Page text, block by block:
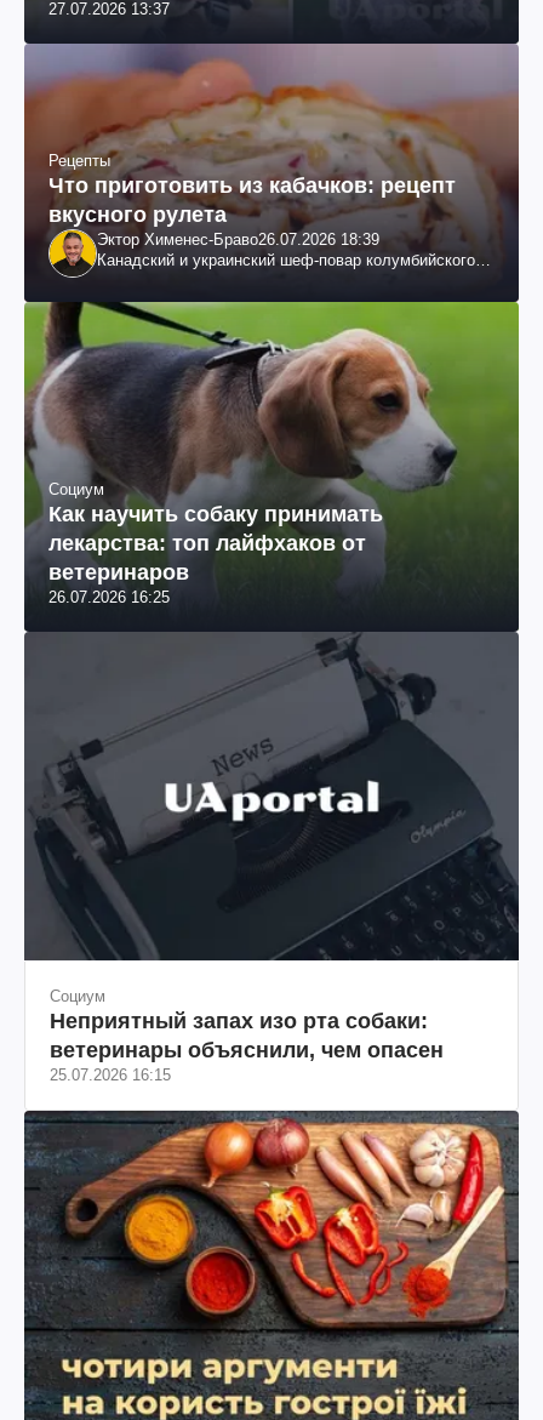
27.07.2026 13:37
Рецепты
Что приготовить из кабачков: рецепт
вкусного рулета
Эктор Хименес-Браво26.07.2026 18:39
Канадский и украинский шеф-повар колумбийского
Социум
Как научить собаку принимать
лекарства: топ лайфхаков от
ветеринаров
26.07.2026 16:25
Социум
Неприятный запах изо рта собаки:
ветеринары объяснили, чем опасен
25.07.2026 16:15